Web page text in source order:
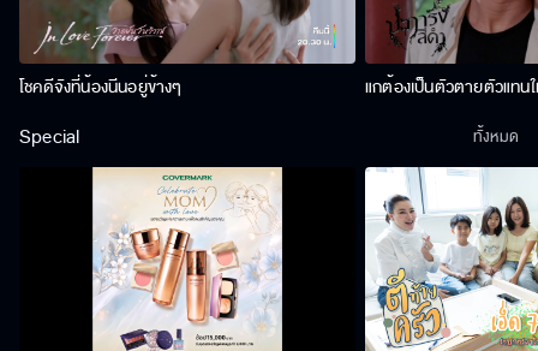
โชคดีจังที่น้องนีนอยู่ข้างๆ แกต้องเป็นตัวตายตัวแทน
Special ทั้งหมด